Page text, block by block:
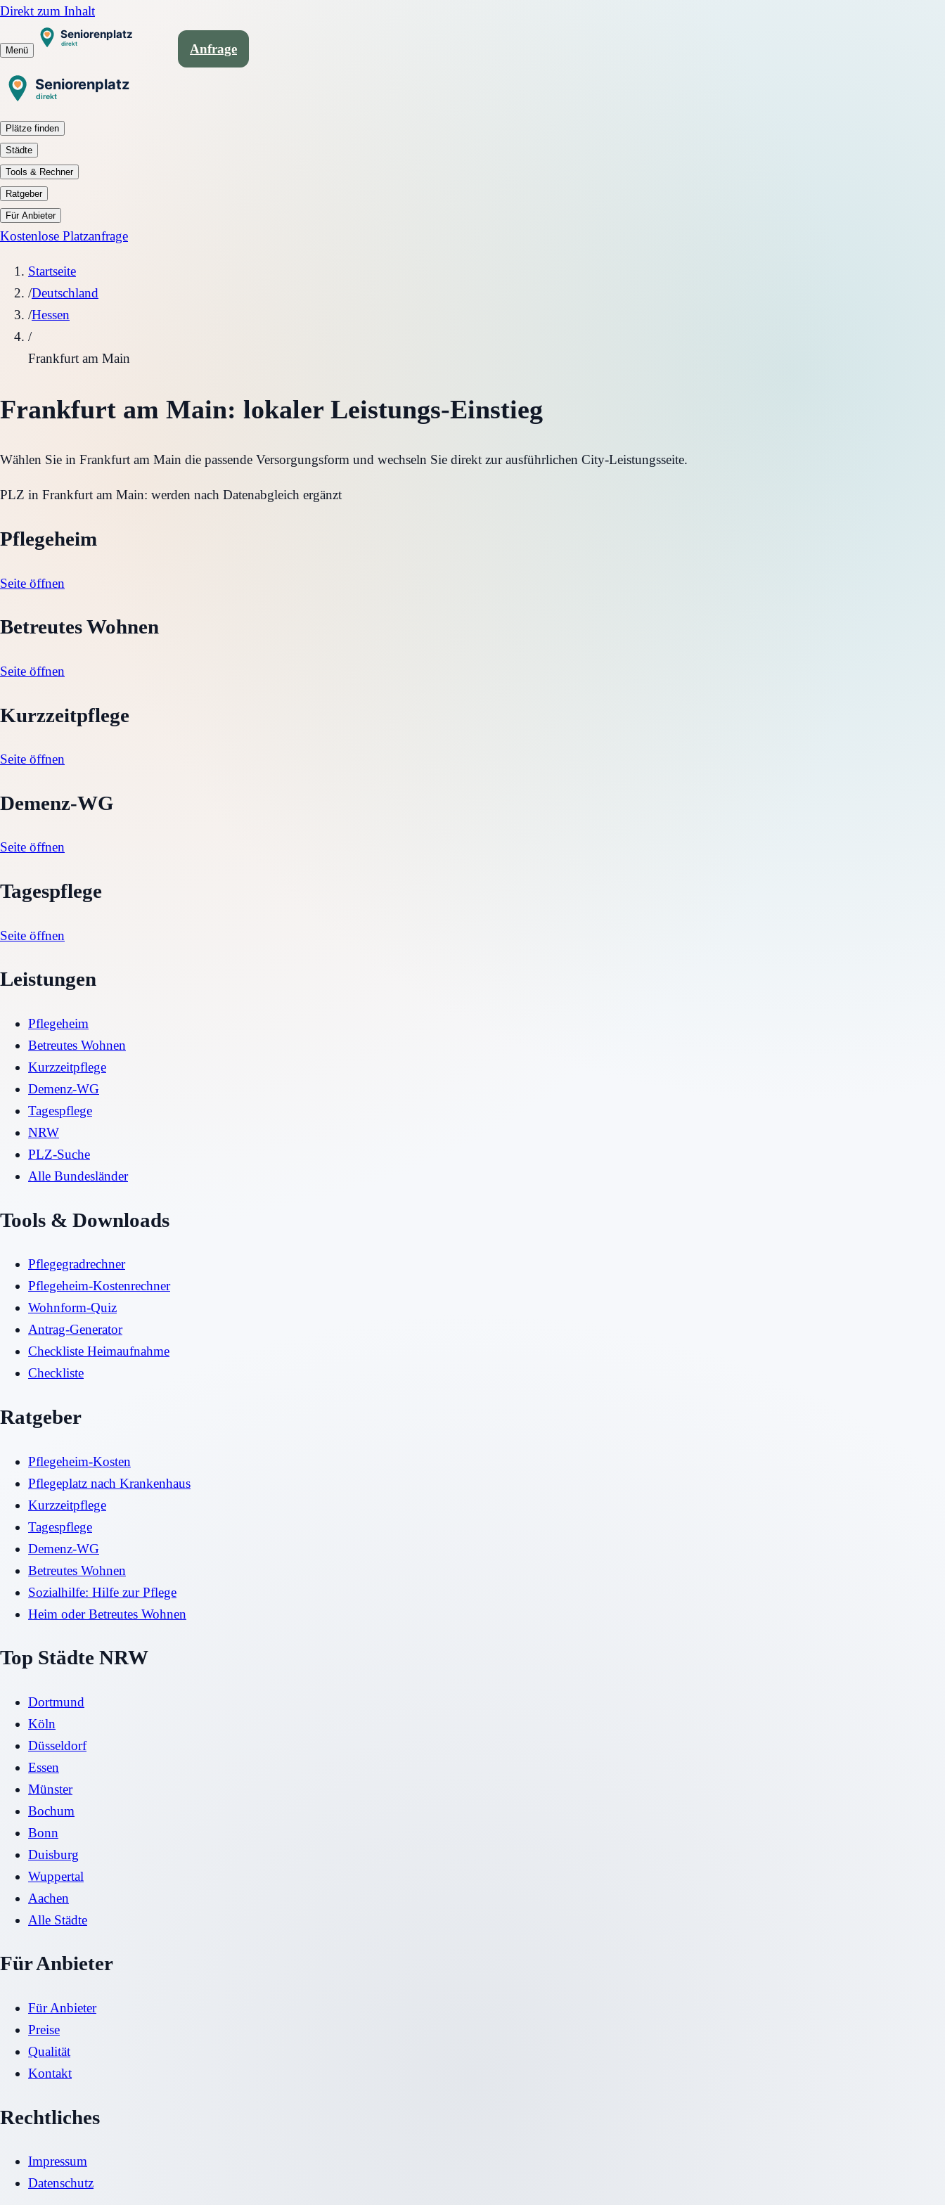
Direkt zum Inhalt
Menü Anfrage
Plätze finden
Städte
Tools & Rechner
Ratgeber
Für Anbieter
Kostenlose Platzanfrage
Startseite
/Deutschland
/Hessen
/
Frankfurt am Main
Frankfurt am Main: lokaler Leistungs-Einstieg
Wählen Sie in Frankfurt am Main die passende Versorgungsform und wechseln Sie direkt zur ausführlichen City-Leistungsseite.
PLZ in Frankfurt am Main: werden nach Datenabgleich ergänzt
Pflegeheim
Seite öffnen
Betreutes Wohnen
Seite öffnen
Kurzzeitpflege
Seite öffnen
Demenz-WG
Seite öffnen
Tagespflege
Seite öffnen
Leistungen
Pflegeheim
Betreutes Wohnen
Kurzzeitpflege
Demenz-WG
Tagespflege
NRW
PLZ-Suche
Alle Bundesländer
Tools & Downloads
Pflegegradrechner
Pflegeheim-Kostenrechner
Wohnform-Quiz
Antrag-Generator
Checkliste Heimaufnahme
Checkliste
Ratgeber
Pflegeheim-Kosten
Pflegeplatz nach Krankenhaus
Kurzzeitpflege
Tagespflege
Demenz-WG
Betreutes Wohnen
Sozialhilfe: Hilfe zur Pflege
Heim oder Betreutes Wohnen
Top Städte NRW
Dortmund
Köln
Düsseldorf
Essen
Münster
Bochum
Bonn
Duisburg
Wuppertal
Aachen
Alle Städte
Für Anbieter
Für Anbieter
Preise
Qualität
Kontakt
Rechtliches
Impressum
Datenschutz